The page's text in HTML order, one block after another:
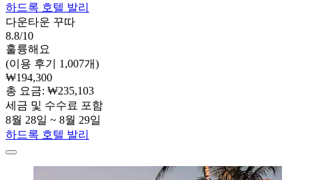
하드록 호텔 발리
다운타운 꾸따
8.8/10
훌륭해요
(이용 후기 1,007개)
₩194,300
총 요금: ₩235,103
세금 및 수수료 포함
8월 28일 ~ 8월 29일
하드록 호텔 발리